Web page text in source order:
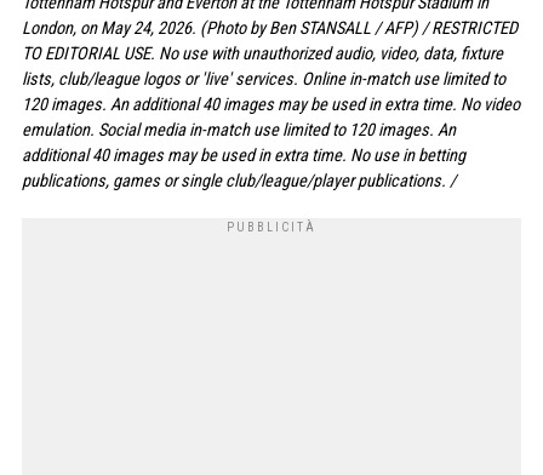
London, on May 24, 2026. (Photo by Ben STANSALL / AFP) / RESTRICTED
TO EDITORIAL USE. No use with unauthorized audio, video, data, fixture
lists, club/league logos or 'live' services. Online in-match use limited to
120 images. An additional 40 images may be used in extra time. No video
emulation. Social media in-match use limited to 120 images. An
additional 40 images may be used in extra time. No use in betting
publications, games or single club/league/player publications. /